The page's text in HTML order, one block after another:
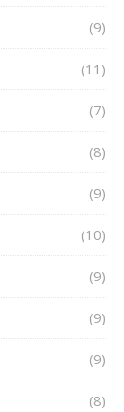
(9)
(11)
(7)
(8)
(9)
(10)
(9)
(9)
(9)
(8)